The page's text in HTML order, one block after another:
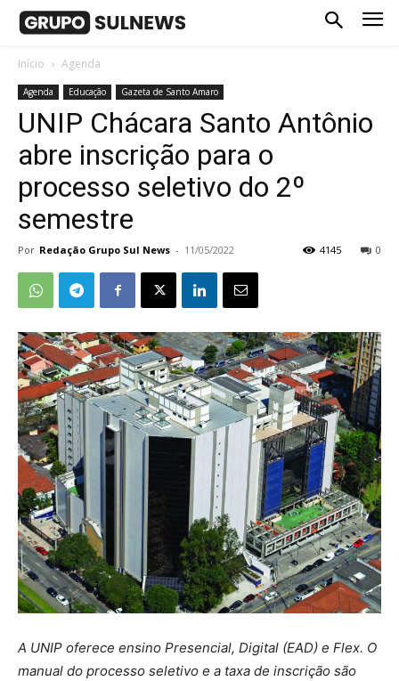
Início Agenda
Agenda Educação Gazeta de Santo Amaro
UNIP Chácara Santo Antônio
abre inscrição para o
processo seletivo do 2º
semestre
Por Redação Grupo Sul News - 11/05/2022 0
4145
A UNIP oferece ensino Presencial, Digital (EAD) e Flex. O
manual do processo seletivo e a taxa de inscrição são